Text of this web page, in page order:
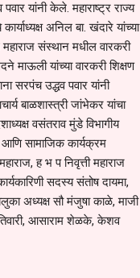
यांनी केले. महाराष्ट्र राज्य
अनिल बा. खंदारे यांच्या
महाराज संस्थान मधील वारकरी
माऊली यांच्या वारकरी शिक्षण
सरपंच उद्धव पवार यांनी
बाळशास्त्री जांभेकर यांचा
वसंतराव मुंडे विभागीय
आणि सामाजिक कार्यक्रम
ह भ प निवृत्ती महाराज
सदस्य संतोष दायमा,
अध्यक्ष सौ मंजुषा काळे, माजी
आसाराम शेळके, केशव